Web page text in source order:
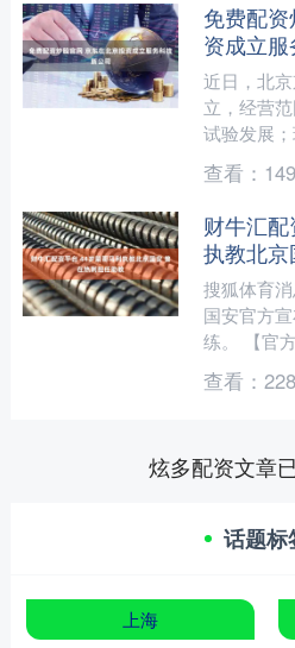
免费配
资成立
近日，北
立，经营
试验发展
务；创业
显示，该
查看： 149
财牛汇
执教北
搜狐体育
国安官方
练。 【官
马利 今天
哥马利（
查看： 228
炫多配资文章
话题标
上海